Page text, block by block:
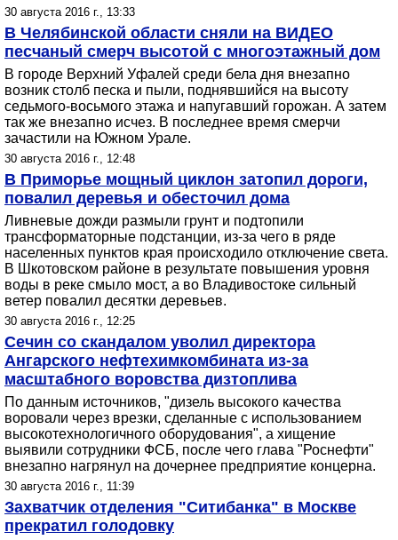
30 августа 2016 г., 13:33
В Челябинской области сняли на ВИДЕО
песчаный смерч высотой с многоэтажный дом
В городе Верхний Уфалей среди бела дня внезапно
возник столб песка и пыли, поднявшийся на высоту
седьмого-восьмого этажа и напугавший горожан. А затем
так же внезапно исчез. В последнее время смерчи
зачастили на Южном Урале.
30 августа 2016 г., 12:48
В Приморье мощный циклон затопил дороги,
повалил деревья и обесточил дома
Ливневые дожди размыли грунт и подтопили
трансформаторные подстанции, из-за чего в ряде
населенных пунктов края происходило отключение света.
В Шкотовском районе в результате повышения уровня
воды в реке смыло мост, а во Владивостоке сильный
ветер повалил десятки деревьев.
30 августа 2016 г., 12:25
Сечин со скандалом уволил директора
Ангарского нефтехимкомбината из-за
масштабного воровства дизтоплива
По данным источников, "дизель высокого качества
воровали через врезки, сделанные с использованием
высокотехнологичного оборудования", а хищение
выявили сотрудники ФСБ, после чего глава "Роснефти"
внезапно нагрянул на дочернее предприятие концерна.
30 августа 2016 г., 11:39
Захватчик отделения "Ситибанка" в Москве
прекратил голодовку